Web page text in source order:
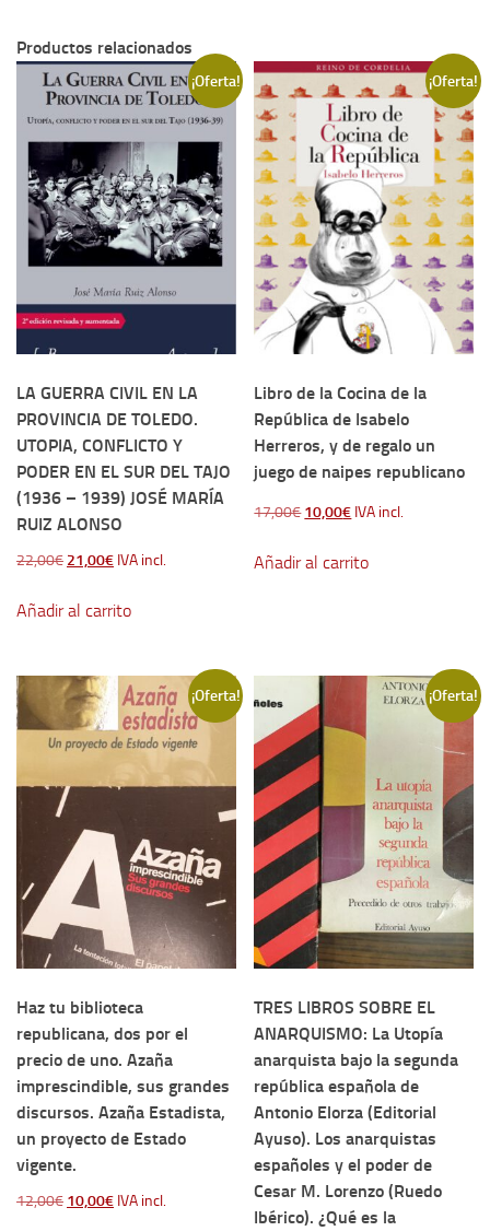
Productos relacionados
¡Oferta!
LA GUERRA CIVIL EN LA
PROVINCIA DE TOLEDO.
UTOPIA, CONFLICTO Y
PODER EN EL SUR DEL TAJO
(1936 – 1939) JOSÉ MARÍA
RUIZ ALONSO
22,00€ El
original
21,00€El
actual
IVA incl.
Añadir al carrito
¡Oferta!
Libro de la Cocina de la
República de Isabelo
Herreros, y de regalo un
juego de naipes republicano
17,00€ El
original
10,00€El
actual
IVA incl.
Añadir al carrito
¡Oferta!
Haz tu biblioteca
republicana, dos por el
precio de uno. Azaña
imprescindible, sus grandes
discursos. Azaña Estadista,
un proyecto de Estado
vigente.
12,00€ El
10,00€ElIVA incl.
¡Oferta!
TRES LIBROS SOBRE EL
ANARQUISMO: La Utopía
anarquista bajo la segunda
república española de
Antonio Elorza (Editorial
Ayuso). Los anarquistas
españoles y el poder de
Cesar M. Lorenzo (Ruedo
Ibérico). ¿Qué es la